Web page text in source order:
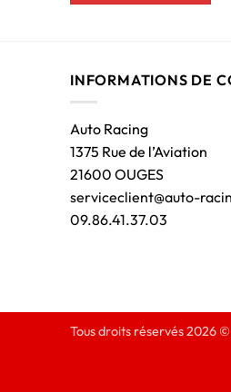
INFORMATIONS DE
Auto Racing
1375 Rue de l’Aviation
21600 OUGES
serviceclient@auto-
09.86.41.37.03
Tous droits réservés 2026 ©